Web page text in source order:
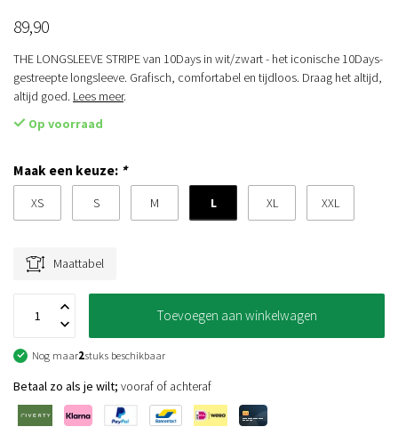
89,90
THE LONGSLEEVE STRIPE van 10Days in wit/zwart - het iconische 10Days-
gestreepte longsleeve. Grafisch, comfortabel en tijdloos. Draag het altijd,
altijd goed. Lees meer.
Op voorraad
Maak een keuze: *
XS S M L XL XXL
Maattabel
Toevoegen aan winkelwagen
Nog maar2stuks beschikbaar
Betaal zo als je wilt; vooraf of achteraf